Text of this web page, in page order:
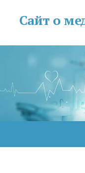
Сайт о